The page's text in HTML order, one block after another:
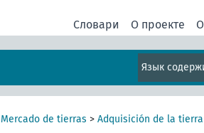
Словари О проекте
Язык
Mercado de tierras > Adquisición de la tierra